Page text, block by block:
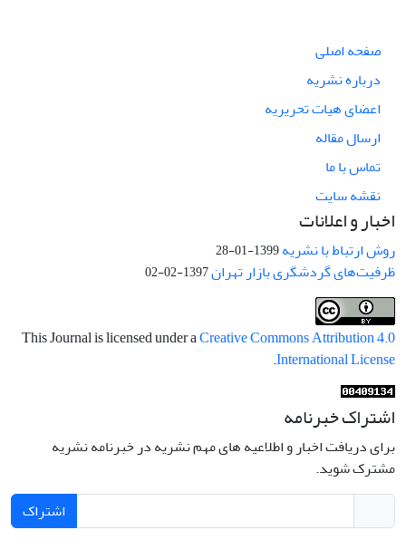
صفحه اصلی
درباره نشریه
اعضای هیات تحریریه
ارسال مقاله
تماس با ما
نقشه سایت
اخبار و اعلانات
روش ارتباط با نشریه1399-01-28
ظرفیت‌های گردشگری بازار تهران1397-02-02
This Journal is licensed under aCreative Commons Attribution 4.0
International License
.
اشتراک خبرنامه
برای دریافت اخبار و اطلاعیه های مهم نشریه در خبرنامه نشریه
مشترک شوید.
اشتراک